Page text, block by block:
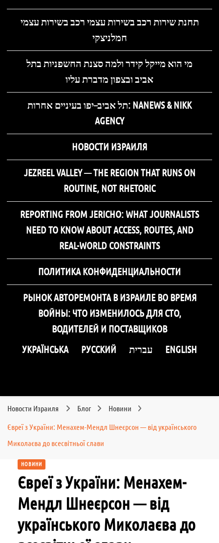
תחנת שירות רכב בשירות עצמי רכב בשירות עצמי
חמלניצקי
מי הוא מייקל קידר ולמה סצנת החשפניות בתל
אביב ובצפון מדברת עליו
תל אביב–יפו בעיניים אחרות: NANEWS & NIKK
AGENCY
НОВОСТИ ИЗРАИЛЯ
JEZREEL VALLEY — THE REGION THAT RUNS ON
ROUTINE, NOT RHETORIC
REPORTING FROM JERICHO: WHAT JOURNALISTS
NEED TO KNOW ABOUT ACCESS, ROUTES, AND
REAL-WORLD CONSTRAINTS
ПОЛИТИКА КОНФИДЕНЦИАЛЬНОСТИ
РЫНОК АВТОРЕМОНТА В ИЗРАИЛЕ ВО ВРЕМЯ
ВОЙНЫ: ЧТО ИЗМЕНИЛОСЬ ДЛЯ СТО,
ВОДИТЕЛЕЙ И ПОСТАВЩИКОВ
УКРАЇНСЬКА
РУССКИЙ עברית ENGLISH
Новости Израиля Блог Новини
Євреї з України: Менахем-Мендл Шнеєрсон — від українського
Миколаєва до всесвітньої слави
НОВИНИ
Євреї з України: Менахем-
Мендл Шнеєрсон — від
українського Миколаєва до